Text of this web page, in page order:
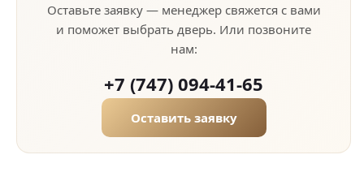
Оставьте заявку — менеджер свяжется с вами
и поможет выбрать дверь. Или позвоните
нам:
+7 (747) 094-41-65
Оставить заявку